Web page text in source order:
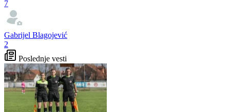
7
Gabrijel Blagojević
2
Poslednje vesti